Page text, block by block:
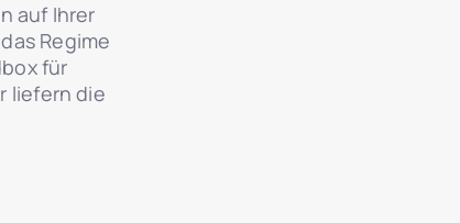
auf Ihrer
Regime
für
liefern die